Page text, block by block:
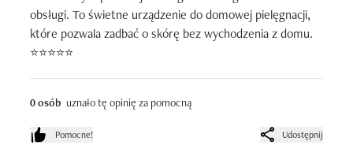
obsługi. To świetne urządzenie do domowej pielęgnacji,
które pozwala zadbać o skórę bez wychodzenia z domu.
⭐⭐⭐⭐⭐
0 osób uznało tę opinię za pomocną
Pomocne! Udostępnij